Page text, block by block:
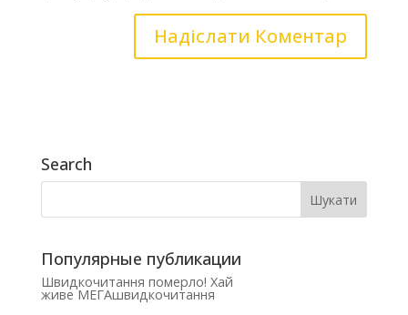
Search
Популярные публикации
Швидкочитання померло! Хай
живе МЕГАшвидкочитання